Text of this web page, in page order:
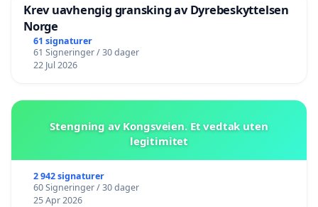
Krev uavhengig gransking av Dyrebeskyttelsen
Norge
61 signaturer
61 Signeringer / 30 dager
22 Jul 2026
Stengning av Kongsveien. Et vedtak uten
legitimitet
2 942 signaturer
60 Signeringer / 30 dager
25 Apr 2026